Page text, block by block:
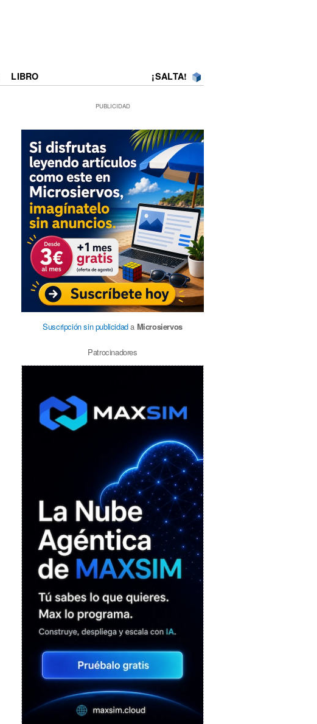
LIBRO ¡SALTA!
PUBLICIDAD
Suscripción sin publicidada Microsiervos
Patrocinadores